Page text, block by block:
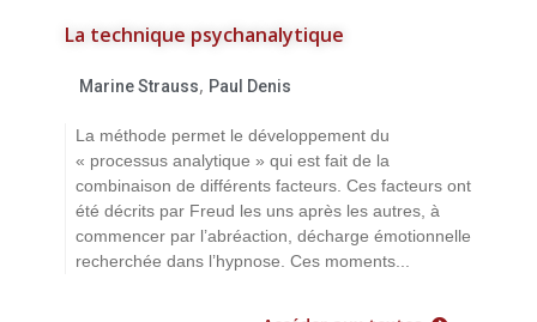
La technique psychanalytique
Marine Strauss, Paul Denis
La méthode permet le développement du
« processus analytique » qui est fait de la
combinaison de différents facteurs. Ces facteurs ont
été décrits par Freud les uns après les autres, à
commencer par l’abréaction, décharge émotionnelle
recherchée dans l’hypnose. Ces moments...